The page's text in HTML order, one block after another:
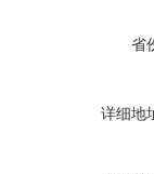
省
详细地